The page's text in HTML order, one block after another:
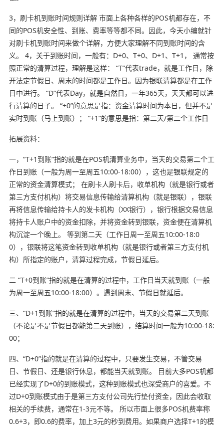
3，刷卡机到账时间规则详解 市面上各种各样的POS机都存在，不
同的POS机安全性、到账、费率等等都不同。因此，今天小编就针
对刷卡机到账时间来做个详解，方便大家理解不同到账时间的含
义。 4，关于到账时间，一般有：D+0、T+0、D+1、T+1， 通常按
照正常的清算过程，理解是这样： “T”代表trade，就是工作日，除
开法定节假日、周末的时间都是工作日。因为银联清算都是在工作
日中进行。 “D”代表Day，就是自然日，一年365天，天天都可以进
行清算的日子。 “+0”的意思是指：资金清算时间为本日，但并不是
实时到账（马上到账）； “+1”的意思是指：第二天/第二个工作日
拓展资料：
一，“T+1到账”指的就是在POS机清算业务中，当天的交易第二个工
作日到账（一般为周一至周五10:00-18:00），这也是银联规定的
正常的资金清算模式； 在刷卡人刷卡后，收单机构（就是银行或者
第三方支付机构）将交易信息传输给清算机构（就是银联），银联
再将信息传输给持卡人的发卡机构（XX银行），银行根据交易信息
将持卡人账户中的资金扣除，并将资金转到银联，资金便在清算机
构沉淀一个晚上。 等到第二天（工作日周一至周五10:00-18:0
0），银联将这笔资金转到收单机构（就是银行或者第三方支付机
构）所指定的账户，清算过程完成，节假日延后。
二 “T+0到账”指的就是在清算的过程中，工作日当天就到账（一般
为周一至周五10:00-18:00）。遇到周末、节假日就延后。
三、“D+1到账”指的就是在清算的过程中，当天的交易第二天到账
（不论是不是节假日都能第二天到账），结算时间一般为10:00-18:
00；
四、“D+0”指的就是在清算的过程中，只要发生交易，不管交易
日、节假日、还是银行休息，都能当天就到账。 目前大多POS机都
已经实现了D+0的到账模式，这种到账模式也深受商户的喜爱。不
过D+0到账模式由于是第三方支付公司先行垫付资金，因此会收取
相关的手续费，通常在1-3元不等。 所以市面上很多POS机费率称
0.6+3，即0.6的费率，加上3元的秒到费用。如果商户选择T+1的模